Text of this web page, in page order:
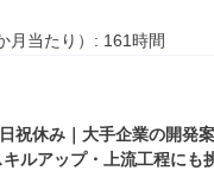
月当たり）: 161時間
祝休み｜大手企業の開発
ルアップ・上流工程にも